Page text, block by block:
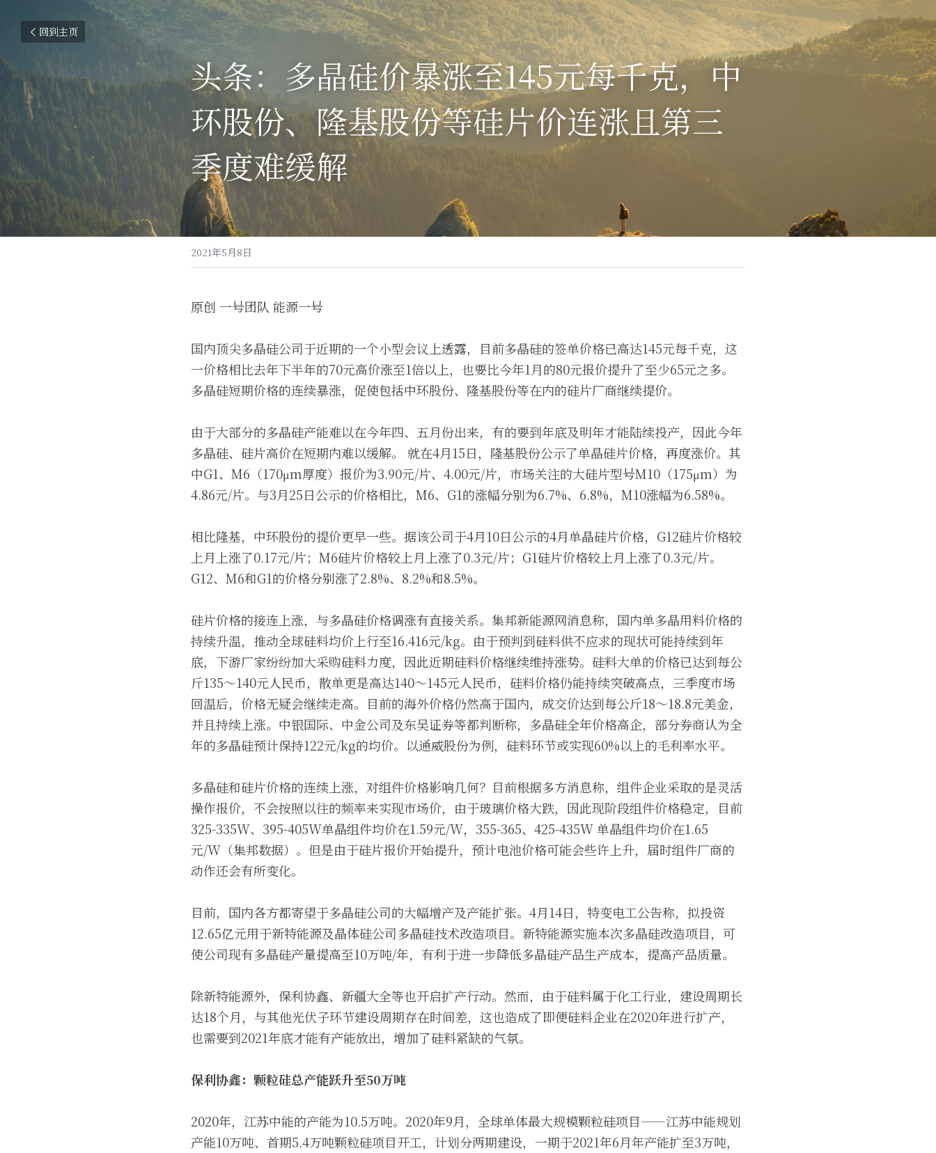
回到主页
头条：多晶硅价暴涨至145元每千克，中
环股份、隆基股份等硅片价连涨且第三
季度难缓解
2021年5月8日
原创 一号团队 能源一号
国内顶尖多晶硅公司于近期的一个小型会议上透露，目前多晶硅的签单价格已高达145元每千克，这
一价格相比去年下半年的70元高价涨至1倍以上，也要比今年1月的80元报价提升了至少65元之多。
多晶硅短期价格的连续暴涨，促使包括中环股份、隆基股份等在内的硅片厂商继续提价。
由于大部分的多晶硅产能难以在今年四、五月份出来，有的要到年底及明年才能陆续投产，因此今年
多晶硅、硅片高价在短期内难以缓解。 就在4月15日，隆基股份公示了单晶硅片价格，再度涨价。其
中G1、M6（170μm厚度）报价为3.90元/片、4.00元/片，市场关注的大硅片型号M10（175μm）为
4.86元/片。与3月25日公示的价格相比，M6、G1的涨幅分别为6.7%、6.8%，M10涨幅为6.58%。
相比隆基，中环股份的提价更早一些。据该公司于4月10日公示的4月单晶硅片价格，G12硅片价格较
上月上涨了0.17元/片；M6硅片价格较上月上涨了0.3元/片；G1硅片价格较上月上涨了0.3元/片。
G12、M6和G1的价格分别涨了2.8%、8.2%和8.5%。
硅片价格的接连上涨，与多晶硅价格调涨有直接关系。集邦新能源网消息称，国内单多晶用料价格的
持续升温，推动全球硅料均价上行至16.416元/kg。由于预判到硅料供不应求的现状可能持续到年
底，下游厂家纷纷加大采购硅料力度，因此近期硅料价格继续维持涨势。硅料大单的价格已达到每公
斤135～140元人民币，散单更是高达140～145元人民币，硅料价格仍能持续突破高点，三季度市场
回温后，价格无疑会继续走高。目前的海外价格仍然高于国内，成交价达到每公斤18～18.8元美金，
并且持续上涨。中银国际、中金公司及东吴证券等都判断称，多晶硅全年价格高企，部分券商认为全
年的多晶硅预计保持122元/kg的均价。以通威股份为例，硅料环节或实现60%以上的毛利率水平。
多晶硅和硅片价格的连续上涨，对组件价格影响几何？目前根据多方消息称，组件企业采取的是灵活
操作报价，不会按照以往的频率来实现市场价，由于玻璃价格大跌，因此现阶段组件价格稳定，目前
325-335W、395-405W单晶组件均价在1.59元/W，355-365、425-435W 单晶组件均价在1.65
元/W（集邦数据）。但是由于硅片报价开始提升，预计电池价格可能会些许上升，届时组件厂商的
动作还会有所变化。
目前，国内各方都寄望于多晶硅公司的大幅增产及产能扩张。4月14日，特变电工公告称，拟投资
12.65亿元用于新特能源及晶体硅公司多晶硅技术改造项目。新特能源实施本次多晶硅改造项目，可
使公司现有多晶硅产量提高至10万吨/年，有利于进一步降低多晶硅产品生产成本，提高产品质量。
除新特能源外，保利协鑫、新疆大全等也开启扩产行动。然而，由于硅料属于化工行业，建设周期长
达18个月，与其他光伏子环节建设周期存在时间差，这也造成了即便硅料企业在2020年进行扩产，
也需要到2021年底才能有产能放出，增加了硅料紧缺的气氛。
保利协鑫：颗粒硅总产能跃升至50万吨
2020年，江苏中能的产能为10.5万吨。2020年9月，全球单体最大规模颗粒硅项目——江苏中能规划
产能10万吨、首期5.4万吨颗粒硅项目开工，计划分两期建设，一期于2021年6月年产能扩至3万吨，